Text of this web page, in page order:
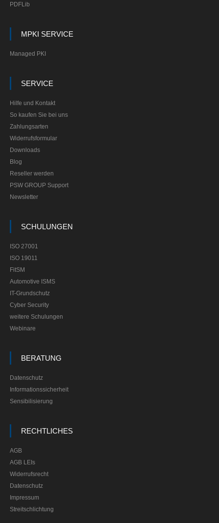
PDFLib
MPKI SERVICE
Managed PKI
SERVICE
Hilfe und Kontakt
So kaufen Sie bei uns
Zahlungsarten
Widerrufsformular
Downloads
Blog
Reseller werden
PSW GROUP Support
Newsletter
SCHULUNGEN
ISO 27001
ISO 19011
FitSM
Automotive ISMS
IT-Grundschutz
Cyber Security
weitere Schulungen
Webinare
BERATUNG
Datenschutz
Informationssicherheit
Sensibilisierung
RECHTLICHES
AGB
AGB LEIs
Widerrufsrecht
Datenschutz
Impressum
Streitschlichtung